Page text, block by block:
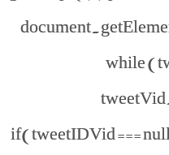
while
if(tweetIDVid ===